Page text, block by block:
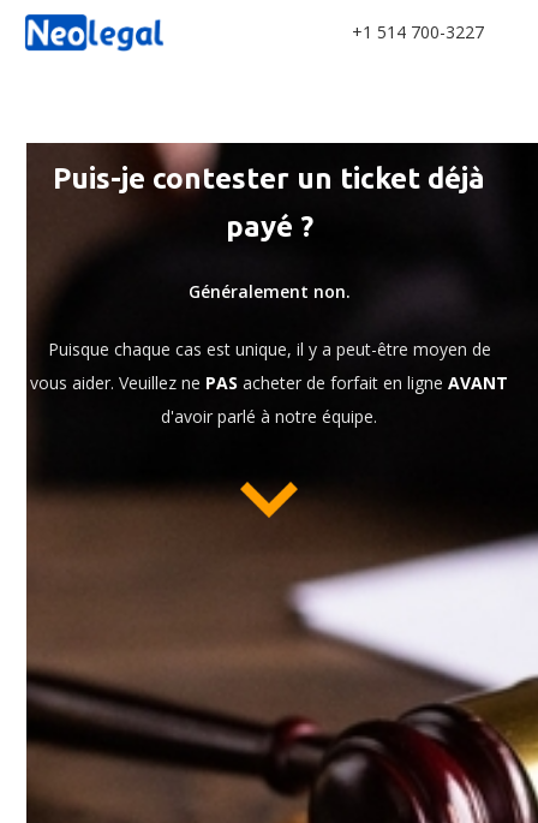
+1 514 700-3227
Puis-je contester un ticket déjà
payé ?
Généralement non.
Puisque chaque cas est unique, il y a peut-être moyen de
vous aider. Veuillez ne PAS acheter de forfait en ligne AVANT
d'avoir parlé à notre équipe.